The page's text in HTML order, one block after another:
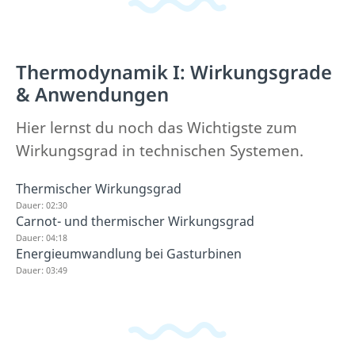
Thermodynamik I: Wirkungsgrade
& Anwendungen
Hier lernst du noch das Wichtigste zum
Wirkungsgrad in technischen Systemen.
Thermischer Wirkungsgrad
Dauer: 02:30
Carnot- und thermischer Wirkungsgrad
Dauer: 04:18
Energieumwandlung bei Gasturbinen
Dauer: 03:49